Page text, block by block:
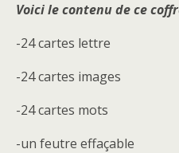
Voici le contenu de ce
-24 cartes lettre
-24 cartes images
-24 cartes mots
-un feutre effaçable